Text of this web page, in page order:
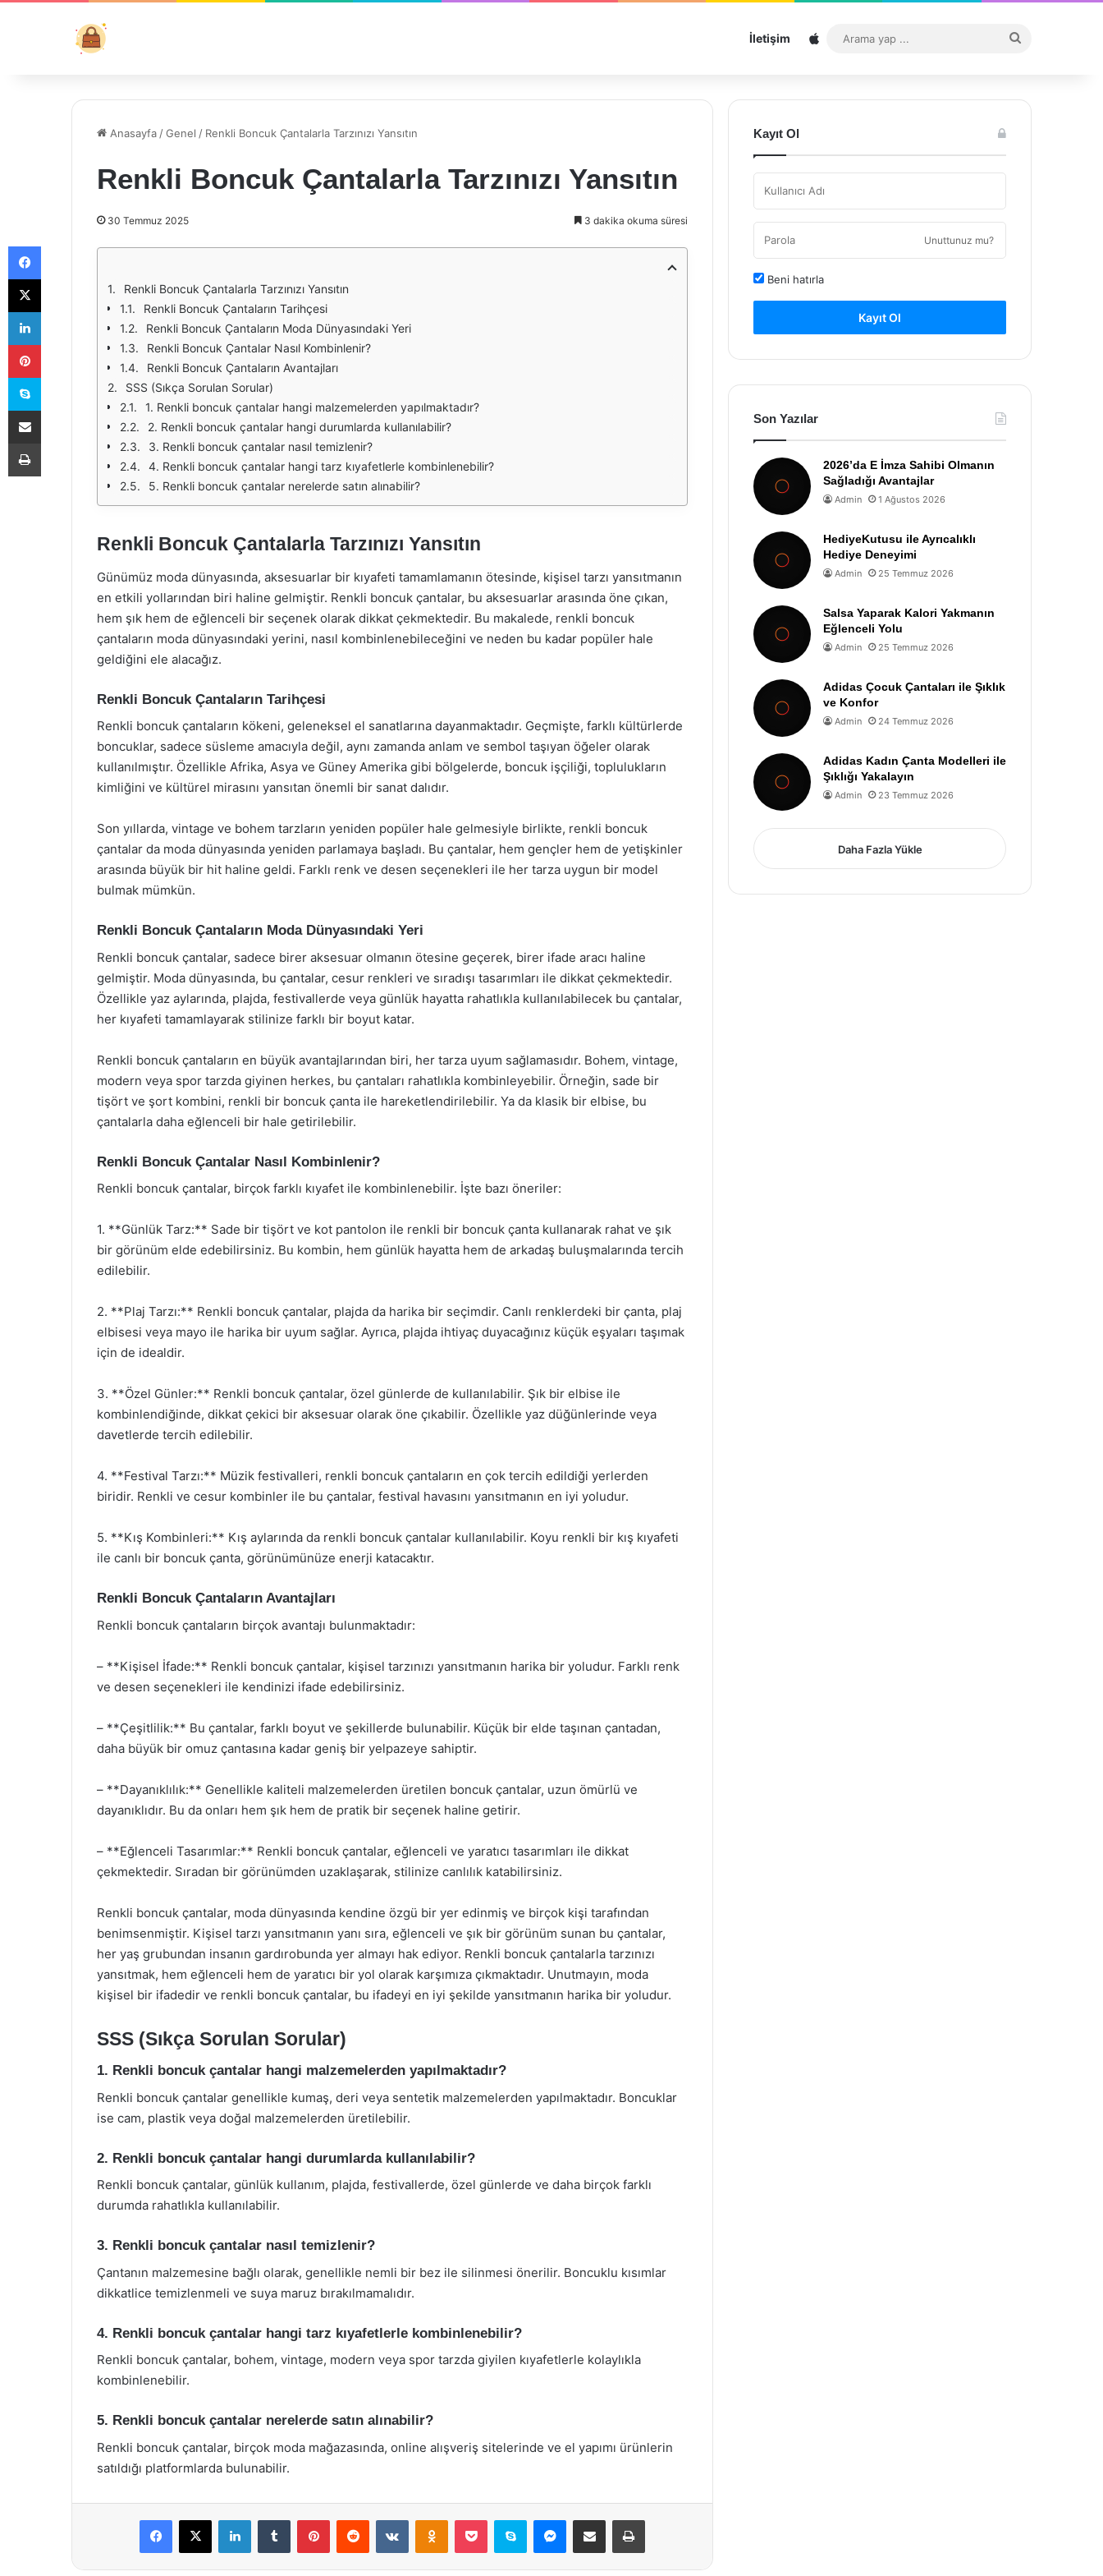
İletişim Sitemap
...
Anasayfa /Genel / Renkli Boncuk Çantalarla Tarzınızı Yansıtın
Renkli Boncuk Çantalarla Tarzınızı Yansıtın
30 Temmuz 2025 3 dakika okuma süresi
Renkli Boncuk Çantalarla Tarzınızı Yansıtın
Renkli Boncuk Çantaların Tarihçesi
Renkli Boncuk Çantaların Moda Dünyasındaki Yeri
Renkli Boncuk Çantalar Nasıl Kombinlenir?
Renkli Boncuk Çantaların Avantajları
SSS (Sıkça Sorulan Sorular)
1. Renkli boncuk çantalar hangi malzemelerden yapılmaktadır?
2. Renkli boncuk çantalar hangi durumlarda kullanılabilir?
3. Renkli boncuk çantalar nasıl temizlenir?
4. Renkli boncuk çantalar hangi tarz kıyafetlerle kombinlenebilir?
5. Renkli boncuk çantalar nerelerde satın alınabilir?
Renkli Boncuk Çantalarla Tarzınızı Yansıtın
Günümüz moda dünyasında, aksesuarlar bir kıyafeti tamamlamanın ötesinde, kişisel tarzı yansıtmanın
en etkili yollarından biri haline gelmiştir. Renkli boncuk çantalar, bu aksesuarlar arasında öne çıkan,
hem şık hem de eğlenceli bir seçenek olarak dikkat çekmektedir. Bu makalede, renkli boncuk
çantaların moda dünyasındaki yerini, nasıl kombinlenebileceğini ve neden bu kadar popüler hale
geldiğini ele alacağız.
Renkli Boncuk Çantaların Tarihçesi
Renkli boncuk çantaların kökeni, geleneksel el sanatlarına dayanmaktadır. Geçmişte, farklı kültürlerde
boncuklar, sadece süsleme amacıyla değil, aynı zamanda anlam ve sembol taşıyan öğeler olarak
kullanılmıştır. Özellikle Afrika, Asya ve Güney Amerika gibi bölgelerde, boncuk işçiliği, toplulukların
kimliğini ve kültürel mirasını yansıtan önemli bir sanat dalıdır.
Son yıllarda, vintage ve bohem tarzların yeniden popüler hale gelmesiyle birlikte, renkli boncuk
çantalar da moda dünyasında yeniden parlamaya başladı. Bu çantalar, hem gençler hem de yetişkinler
arasında büyük bir hit haline geldi. Farklı renk ve desen seçenekleri ile her tarza uygun bir model
bulmak mümkün.
Renkli Boncuk Çantaların Moda Dünyasındaki Yeri
Renkli boncuk çantalar, sadece birer aksesuar olmanın ötesine geçerek, birer ifade aracı haline
gelmiştir. Moda dünyasında, bu çantalar, cesur renkleri ve sıradışı tasarımları ile dikkat çekmektedir.
Özellikle yaz aylarında, plajda, festivallerde veya günlük hayatta rahatlıkla kullanılabilecek bu çantalar,
her kıyafeti tamamlayarak stilinize farklı bir boyut katar.
Renkli boncuk çantaların en büyük avantajlarından biri, her tarza uyum sağlamasıdır. Bohem, vintage,
modern veya spor tarzda giyinen herkes, bu çantaları rahatlıkla kombinleyebilir. Örneğin, sade bir
tişört ve şort kombini, renkli bir boncuk çanta ile hareketlendirilebilir. Ya da klasik bir elbise, bu
çantalarla daha eğlenceli bir hale getirilebilir.
Renkli Boncuk Çantalar Nasıl Kombinlenir?
Renkli boncuk çantalar, birçok farklı kıyafet ile kombinlenebilir. İşte bazı öneriler:
1. **Günlük Tarz:** Sade bir tişört ve kot pantolon ile renkli bir boncuk çanta kullanarak rahat ve şık
bir görünüm elde edebilirsiniz. Bu kombin, hem günlük hayatta hem de arkadaş buluşmalarında tercih
edilebilir.
2. **Plaj Tarzı:** Renkli boncuk çantalar, plajda da harika bir seçimdir. Canlı renklerdeki bir çanta, plaj
elbisesi veya mayo ile harika bir uyum sağlar. Ayrıca, plajda ihtiyaç duyacağınız küçük eşyaları taşımak
için de idealdir.
3. **Özel Günler:** Renkli boncuk çantalar, özel günlerde de kullanılabilir. Şık bir elbise ile
kombinlendiğinde, dikkat çekici bir aksesuar olarak öne çıkabilir. Özellikle yaz düğünlerinde veya
davetlerde tercih edilebilir.
4. **Festival Tarzı:** Müzik festivalleri, renkli boncuk çantaların en çok tercih edildiği yerlerden
biridir. Renkli ve cesur kombinler ile bu çantalar, festival havasını yansıtmanın en iyi yoludur.
5. **Kış Kombinleri:** Kış aylarında da renkli boncuk çantalar kullanılabilir. Koyu renkli bir kış kıyafeti
ile canlı bir boncuk çanta, görünümünüze enerji katacaktır.
Renkli Boncuk Çantaların Avantajları
Renkli boncuk çantaların birçok avantajı bulunmaktadır:
– **Kişisel İfade:** Renkli boncuk çantalar, kişisel tarzınızı yansıtmanın harika bir yoludur. Farklı renk
ve desen seçenekleri ile kendinizi ifade edebilirsiniz.
– **Çeşitlilik:** Bu çantalar, farklı boyut ve şekillerde bulunabilir. Küçük bir elde taşınan çantadan,
daha büyük bir omuz çantasına kadar geniş bir yelpazeye sahiptir.
– **Dayanıklılık:** Genellikle kaliteli malzemelerden üretilen boncuk çantalar, uzun ömürlü ve
dayanıklıdır. Bu da onları hem şık hem de pratik bir seçenek haline getirir.
– **Eğlenceli Tasarımlar:** Renkli boncuk çantalar, eğlenceli ve yaratıcı tasarımları ile dikkat
çekmektedir. Sıradan bir görünümden uzaklaşarak, stilinize canlılık katabilirsiniz.
Renkli boncuk çantalar, moda dünyasında kendine özgü bir yer edinmiş ve birçok kişi tarafından
benimsenmiştir. Kişisel tarzı yansıtmanın yanı sıra, eğlenceli ve şık bir görünüm sunan bu çantalar,
her yaş grubundan insanın gardırobunda yer almayı hak ediyor. Renkli boncuk çantalarla tarzınızı
yansıtmak, hem eğlenceli hem de yaratıcı bir yol olarak karşımıza çıkmaktadır. Unutmayın, moda
kişisel bir ifadedir ve renkli boncuk çantalar, bu ifadeyi en iyi şekilde yansıtmanın harika bir yoludur.
SSS (Sıkça Sorulan Sorular)
1. Renkli boncuk çantalar hangi malzemelerden yapılmaktadır?
Renkli boncuk çantalar genellikle kumaş, deri veya sentetik malzemelerden yapılmaktadır. Boncuklar
ise cam, plastik veya doğal malzemelerden üretilebilir.
2. Renkli boncuk çantalar hangi durumlarda kullanılabilir?
Renkli boncuk çantalar, günlük kullanım, plajda, festivallerde, özel günlerde ve daha birçok farklı
durumda rahatlıkla kullanılabilir.
3. Renkli boncuk çantalar nasıl temizlenir?
Çantanın malzemesine bağlı olarak, genellikle nemli bir bez ile silinmesi önerilir. Boncuklu kısımlar
dikkatlice temizlenmeli ve suya maruz bırakılmamalıdır.
4. Renkli boncuk çantalar hangi tarz kıyafetlerle kombinlenebilir?
Renkli boncuk çantalar, bohem, vintage, modern veya spor tarzda giyilen kıyafetlerle kolaylıkla
kombinlenebilir.
5. Renkli boncuk çantalar nerelerde satın alınabilir?
Renkli boncuk çantalar, birçok moda mağazasında, online alışveriş sitelerinde ve el yapımı ürünlerin
satıldığı platformlarda bulunabilir.
Facebook
X LinkedInTumblr PinterestReddit VKontakteOdnoklassniki
Pocket Skype Messenger
E-Posta ile paylaş Yazdır
Kayıt Ol
Unuttunuz mu?
Beni hatırla
Kayıt Ol
Son Yazılar
2026’da E İmza Sahibi Olmanın
Sağladığı Avantajlar
Admin 1 Ağustos 2026
HediyeKutusu ile Ayrıcalıklı
Hediye Deneyimi
Admin 25 Temmuz 2026
Salsa Yaparak Kalori Yakmanın
Eğlenceli Yolu
Admin 25 Temmuz 2026
Adidas Çocuk Çantaları ile Şıklık
ve Konfor
Admin 24 Temmuz 2026
Adidas Kadın Çanta Modelleri ile
Şıklığı Yakalayın
Admin 23 Temmuz 2026
Daha Fazla Yükle
Facebook
X
LinkedIn
Pinterest
Skype
E-Posta ile paylaş